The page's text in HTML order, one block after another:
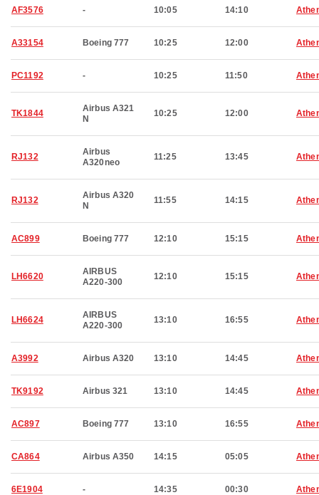
AF3576 - 10:05 14:10
A33154 Boeing 777 10:25 12:00
PC1192 - 10:25 11:50
TK1844
Airbus A321
N
10:25 12:00
RJ132
Airbus
A320neo
11:25 13:45
RJ132
Airbus A320
N
11:55 14:15
AC899 Boeing 777 12:10 15:15
LH6620
AIRBUS
A220-300
12:10 15:15
LH6624
AIRBUS
A220-300
13:10 16:55
A3992 Airbus A320 13:10 14:45
TK9192 Airbus 321 13:10 14:45
AC897 Boeing 777 13:10 16:55
CA864 Airbus A350 14:15 05:05
6E1904 - 14:35 00:30